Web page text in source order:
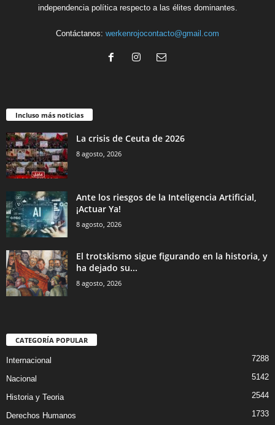
independencia política respecto a las élites dominantes.
Contáctanos: werkenrojocontacto@gmail.com
Incluso más noticias
La crisis de Ceuta de 2026
8 agosto, 2026
Ante los riesgos de la Inteligencia Artificial,
¡Actuar Ya!
8 agosto, 2026
El trotskismo sigue figurando en la historia, y
ha dejado su...
8 agosto, 2026
CATEGORÍA POPULAR
Internacional 7288
Nacional 5142
Historia y Teoria 2544
Derechos Humanos 1733